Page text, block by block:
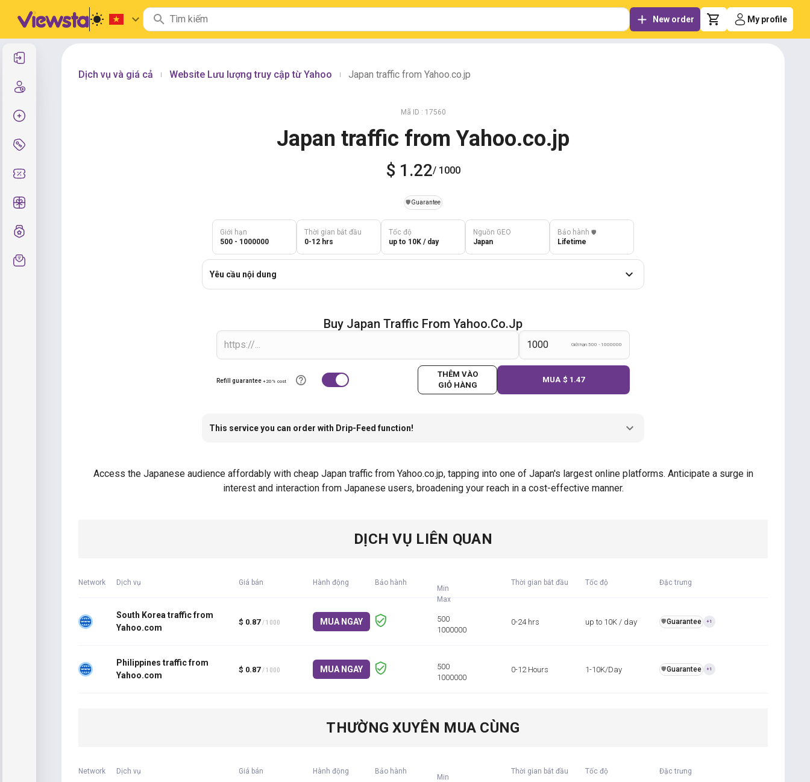
New order My profile
Dịch vụ và giá cả Website Lưu lượng truy cập từ Yahoo Japan traffic from Yahoo.co.jp
Mã ID : 17560
Japan traffic from Yahoo.co.jp
$ 1.22/ 1000
️🛡️Guarantee
Giới hạn
500 - 1000000
Thời gian bắt đầu
0-12 hrs
Tốc độ
up to 10K / day
Nguồn GEO
Japan
Bảo hành ️🛡️
Lifetime
Yêu cầu nội dung
Buy Japan Traffic From Yahoo.co.jp
Giới hạn 500 - 1000000
Refill guarantee +20% cost
THÊM VÀO
GIỎ HÀNG
MUA $ 1.47
This service you can order with Drip-Feed function!
Access the Japanese audience affordably with cheap Japan traffic from Yahoo.co.jp, tapping into one of Japan's largest online platforms. Anticipate a surge in
interest and interaction from Japanese users, broadening your reach in a cost-effective manner.
DỊCH VỤ LIÊN QUAN
Network Dịch vụ Giá bán Hành động Bảo hành
Min
Max
Thời gian bắt đầu Tốc độ Đặc trưng
South Korea traffic from
Yahoo.com
$ 0.87 / 1000 MUA NGAY
500
1000000
0-24 hrs up to 10K / day ️🛡️Guarantee +1
Philippines traffic from
Yahoo.com
$ 0.87 / 1000 MUA NGAY
500
1000000
0-12 Hours 1-10K/Day ️🛡️Guarantee +1
THƯỜNG XUYÊN MUA CÙNG
Network Dịch vụ Giá bán Hành động Bảo hành
Min
Thời gian bắt đầu Tốc độ Đặc trưng